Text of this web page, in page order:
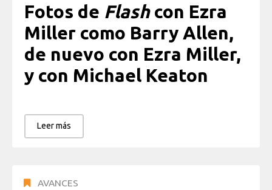
Fotos de Flashcon Ezra
Miller como Barry Allen,
de nuevo con Ezra Miller,
y con Michael Keaton
Leer más
AVANCES